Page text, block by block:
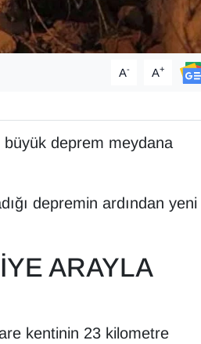
A- A+
deprem meydana
depremin ardından yeni
ARAYLA
kentinin 23 kilometre